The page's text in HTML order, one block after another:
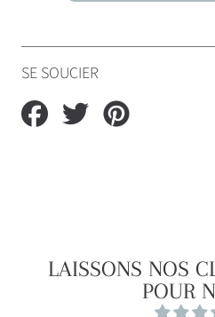
SE SOUCIER
Partager
sur
Tweeter
sur
LAISSONS NOS
POUR